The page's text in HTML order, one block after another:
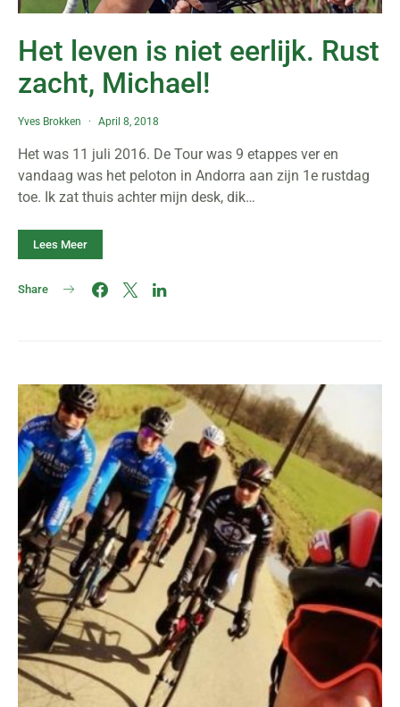
Het leven is niet eerlijk. Rust
zacht, Michael!
Yves Brokken April 8, 2018
Het was 11 juli 2016. De Tour was 9 etappes ver en
vandaag was het peloton in Andorra aan zijn 1e rustdag
toe. Ik zat thuis achter mijn desk, dik…
Lees Meer
Share